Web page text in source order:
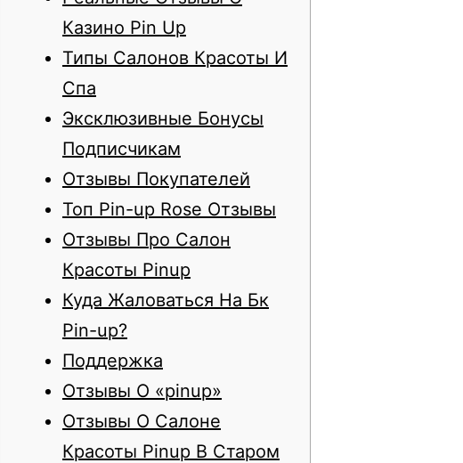
Казино Pin Up
Типы Салонов Красоты И
Спа
Эксклюзивные Бонусы
Подписчикам
Отзывы Покупателей
Топ Pin-up Rose Отзывы
Отзывы Про Салон
Красоты Pinup
Куда Жаловаться На Бк
Pin-up?
Поддержка
Отзывы О «pinup»
Отзывы О Салоне
Красоты Pinup В Старом